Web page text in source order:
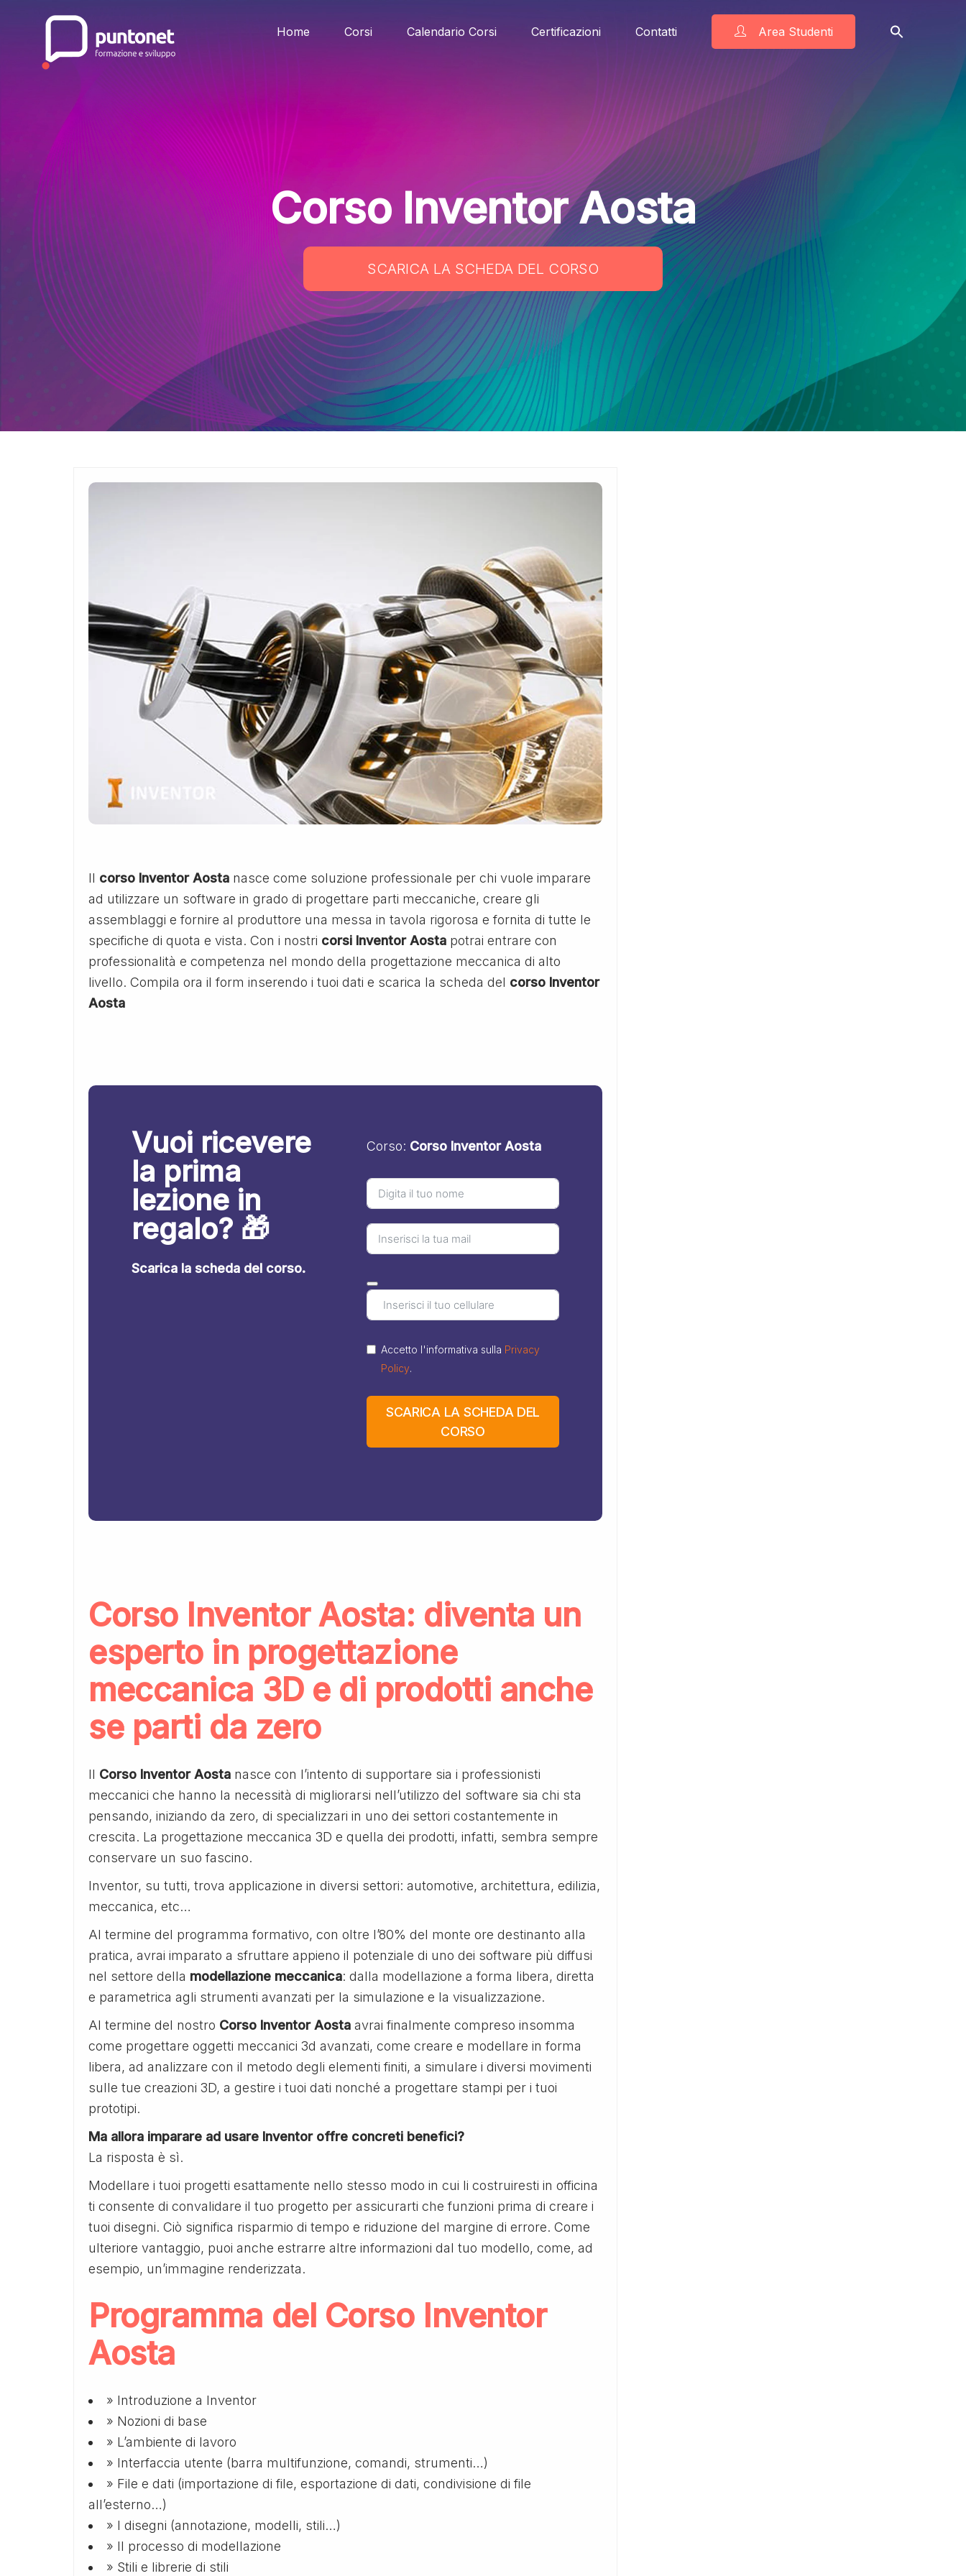
Home Corsi Calendario Corsi Certificazioni Contatti Area Studenti
Corso Inventor Aosta
SCARICA LA SCHEDA DEL CORSO
Il corso Inventor Aosta nasce come soluzione professionale per chi vuole imparare
ad utilizzare un software in grado di progettare parti meccaniche, creare gli
assemblaggi e fornire al produttore una messa in tavola rigorosa e fornita di tutte le
specifiche di quota e vista. Con i nostri corsi Inventor Aosta potrai entrare con
professionalità e competenza nel mondo della progettazione meccanica di alto
livello. Compila ora il form inserendo i tuoi dati e scarica la scheda del corso Inventor
Aosta
Vuoi ricevere
la prima
lezione in
regalo? 🎁
Scarica la scheda del corso.
Corso: Corso Inventor Aosta
Accetto l'informativa sulla Privacy
Policy.
SCARICA LA SCHEDA DEL
CORSO
Corso Inventor Aosta: diventa un
esperto in progettazione
meccanica 3D e di prodotti anche
se parti da zero
Il Corso Inventor Aosta nasce con l’intento di supportare sia i professionisti
meccanici che hanno la necessità di migliorarsi nell’utilizzo del software sia chi sta
pensando, iniziando da zero, di specializzari in uno dei settori costantemente in
crescita. La progettazione meccanica 3D e quella dei prodotti, infatti, sembra sempre
conservare un suo fascino.
Inventor, su tutti, trova applicazione in diversi settori: automotive, architettura, edilizia,
meccanica, etc…
Al termine del programma formativo, con oltre l’80% del monte ore destinanto alla
pratica, avrai imparato a sfruttare appieno il potenziale di uno dei software più diffusi
nel settore della modellazione meccanica: dalla modellazione a forma libera, diretta
e parametrica agli strumenti avanzati per la simulazione e la visualizzazione.
Al termine del nostro Corso Inventor Aosta avrai finalmente compreso insomma
come progettare oggetti meccanici 3d avanzati, come creare e modellare in forma
libera, ad analizzare con il metodo degli elementi finiti, a simulare i diversi movimenti
sulle tue creazioni 3D, a gestire i tuoi dati nonché a progettare stampi per i tuoi
prototipi.
Ma allora imparare ad usare Inventor offre concreti benefici?
La risposta è sì.
Modellare i tuoi progetti esattamente nello stesso modo in cui li costruiresti in officina
ti consente di convalidare il tuo progetto per assicurarti che funzioni prima di creare i
tuoi disegni. Ciò significa risparmio di tempo e riduzione del margine di errore. Come
ulteriore vantaggio, puoi anche estrarre altre informazioni dal tuo modello, come, ad
esempio, un’immagine renderizzata.
Programma del Corso Inventor
Aosta
» Introduzione a Inventor
» Nozioni di base
» L’ambiente di lavoro
» Interfaccia utente (barra multifunzione, comandi, strumenti…)
» File e dati (importazione di file, esportazione di dati, condivisione di file
all’esterno…)
» I disegni (annotazione, modelli, stili…)
» Il processo di modellazione
» Stili e librerie di stili